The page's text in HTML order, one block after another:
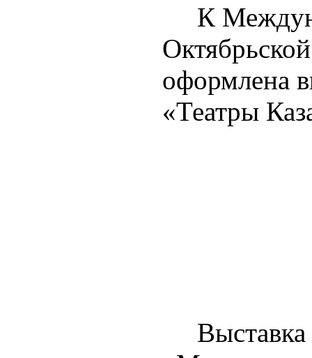
К
оформлена
«Театры
Выставка